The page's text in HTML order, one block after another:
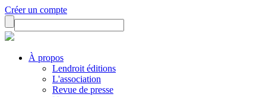
Créer un compte
À propos
Lendroit éditions
L'association
Revue de presse